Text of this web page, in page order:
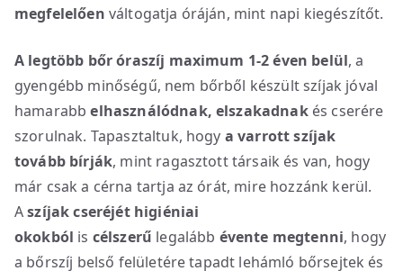
megfelelően váltogatja óráján, mint napi kiegészítőt.
A legtöbb bőr óraszíj maximum 1-2 éven belül, a
gyengébb minőségű, nem bőrből készült szíjak jóval
hamarabbelhasználódnak, elszakadnakés cserére
szorulnak. Tapasztaltuk, hogy a varrott szíjak
tovább bírják, mint ragasztott társaik és van, hogy
már csak a cérna tartja az órát, mire hozzánk kerül.
Aszíjak cseréjét higiéniai
okokból is célszerű legalább évente megtenni, hogy
a bőrszíj belső felületére tapadt lehámló bőrsejtek és